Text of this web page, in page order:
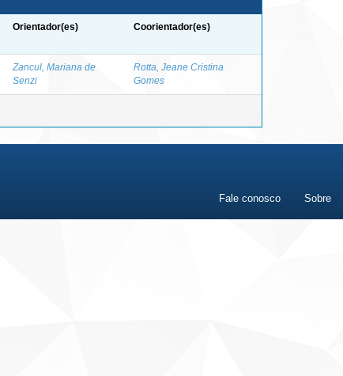
Orientador(es) Coorientador(es)
Zancul, Mariana de
Senzi
Rotta, Jeane Cristina
Gomes
Fale conosco Sobre